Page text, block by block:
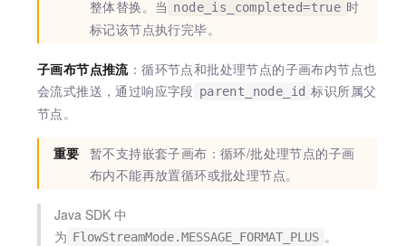
整体替换。当 node_is_completed=true 时
标记该节点执行完毕。
子画布节点推流：循环节点和批处理节点的子画布内节点也
会流式推送，通过响应字段 parent_node_id 标识所属父
节点。
重要 暂不支持嵌套子画布：循环/批处理节点的子画
布内不能再放置循环或批处理节点。
Java SDK 中
为 FlowStreamMode.MESSAGE_FORMAT_PLUS 。